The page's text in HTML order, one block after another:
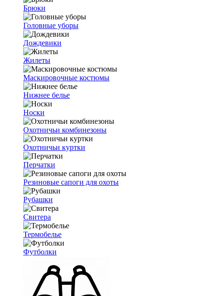
Брюки
Головные уборы
Дождевики
Жилеты
Маскировочные костюмы
Нижнее белье
Носки
Охотничьи комбинезоны
Охотничьи куртки
Перчатки
Резиновые сапоги для охоты
Рубашки
Свитера
Термобелье
Футболки